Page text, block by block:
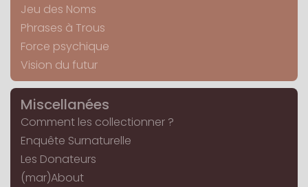
Jeu des Noms
Phrases à Trous
Force psychique
Vision du futur
Miscellanées
Comment les collectionner ?
Enquête Surnaturelle
Les Donateurs
(mar)About